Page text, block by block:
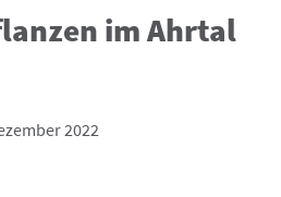
im Ahrtal
2022